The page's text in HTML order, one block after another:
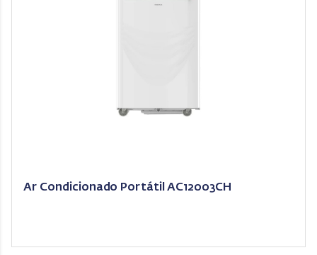
Ar Condicionado Portátil AC12003CH